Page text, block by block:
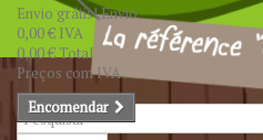
Envio grátis!Envio
0,00 € IVA
0,00 €Total
Preços com IVA
Encomendar